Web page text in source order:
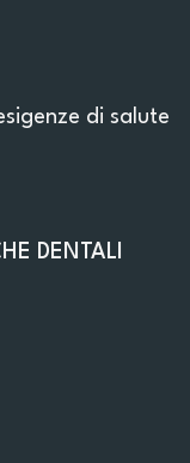
di salute
DENTALI